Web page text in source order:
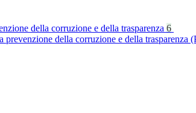
della corruzione e della trasparenza 6
prevenzione della corruzione e della trasparenza